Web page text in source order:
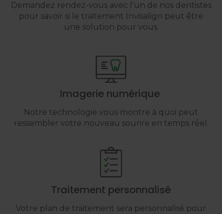
Demandez rendez-vous avec l'un de nos dentistes
pour savoir si le traitement Invisalign peut être
une solution pour vous.
Imagerie numérique
Notre technologie vous montre à quoi peut
ressembler votre nouveau sourire en temps réel.
Traitement personnalisé
Votre plan de traitement sera personnalisé pour